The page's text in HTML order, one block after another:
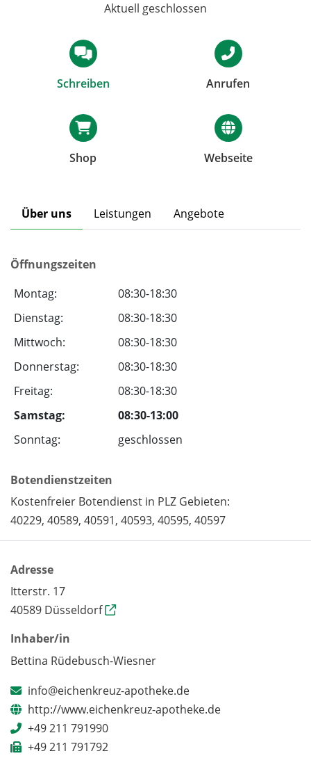
Aktuell geschlossen
Schreiben Anrufen
Shop Webseite
Über uns Leistungen Angebote
Öffnungszeiten
Montag:
08:30-18:30
Dienstag:
08:30-18:30
Mittwoch:
08:30-18:30
Donnerstag:
08:30-18:30
Freitag:
08:30-18:30
Samstag:
08:30-13:00
Sonntag:
geschlossen
Botendienstzeiten
Kostenfreier Botendienst in PLZ Gebieten:
40229, 40589, 40591, 40593, 40595, 40597
Adresse
Itterstr. 17
40589 Düsseldorf
Inhaber/in
Bettina Rüdebusch-Wiesner
info@eichenkreuz-apotheke.de
http://www.eichenkreuz-apotheke.de
+49 211 791990
+49 211 791792